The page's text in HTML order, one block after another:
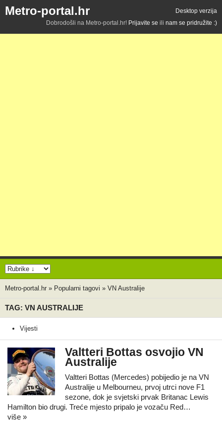
Metro-portal.hr
Desktop verzija
Dobrodošli na Metro-portal.hr! Prijavite se ili nam se pridružite :)
Metro-portal.hr » Popularni tagovi » VN Australije
TAG: VN AUSTRALIJE
Vijesti
Valtteri Bottas osvojio VN
Australije
Valtteri Bottas (Mercedes) pobijedio je na VN
Australije u Melbourneu, prvoj utrci nove F1
sezone, dok je svjetski prvak Britanac Lewis
Hamilton bio drugi. Treće mjesto pripalo je vozaču Red…
više »